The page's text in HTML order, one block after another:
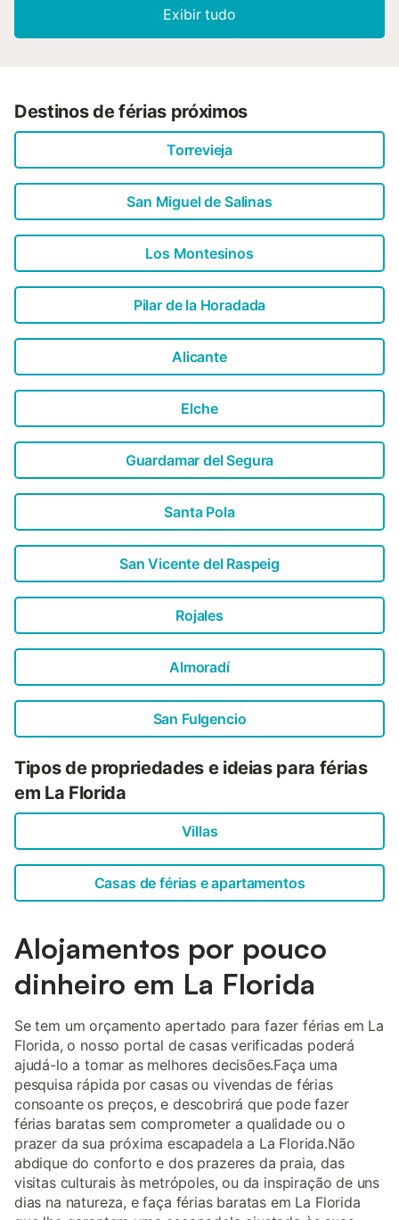
Exibir tudo
Destinos de férias próximos
Torrevieja
San Miguel de Salinas
Los Montesinos
Pilar de la Horadada
Alicante
Elche
Guardamar del Segura
Santa Pola
San Vicente del Raspeig
Rojales
Almoradí
San Fulgencio
Tipos de propriedades e ideias para férias
em La Florida
Villas
Casas de férias e apartamentos
Alojamentos por pouco
dinheiro em La Florida
Se tem um orçamento apertado para fazer férias em La
Florida, o nosso portal de casas verificadas poderá
ajudá-lo a tomar as melhores decisões.Faça uma
pesquisa rápida por casas ou vivendas de férias
consoante os preços, e descobrirá que pode fazer
férias baratas sem comprometer a qualidade ou o
prazer da sua próxima escapadela a La Florida.Não
abdique do conforto e dos prazeres da praia, das
visitas culturais às metrópoles, ou da inspiração de uns
dias na natureza, e faça férias baratas em La Florida